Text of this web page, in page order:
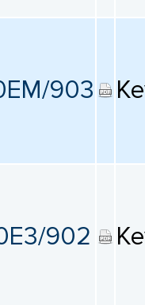
903
902